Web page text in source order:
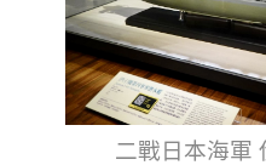
二戰日本海軍